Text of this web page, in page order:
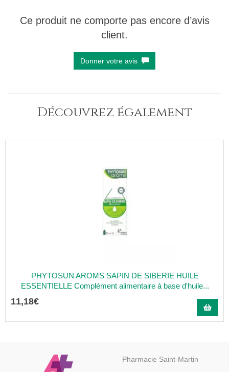
Ce produit ne comporte pas encore d’avis
client.
Donner votre avis
Découvrez également
PHYTOSUN AROMS SAPIN DE SIBERIE HUILE
ESSENTIELLE Complément alimentaire à base d'huile...
11,18€
Pharmacie Saint-Martin